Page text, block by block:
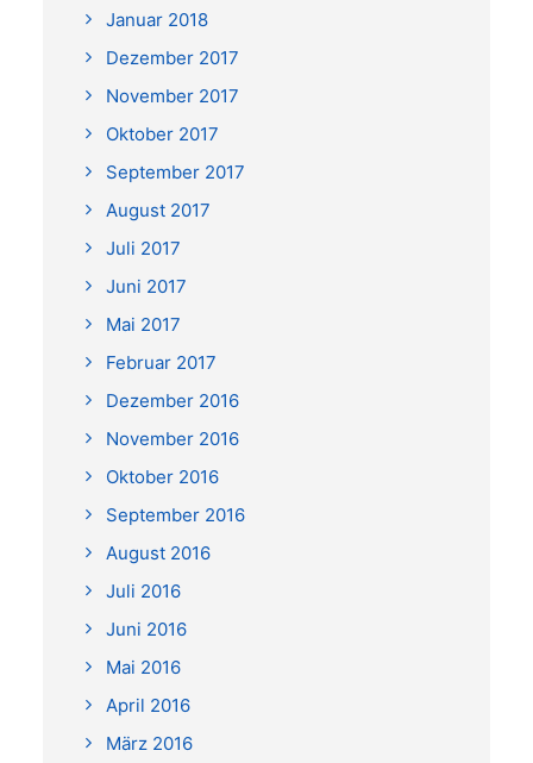
Januar 2018
Dezember 2017
November 2017
Oktober 2017
September 2017
August 2017
Juli 2017
Juni 2017
Mai 2017
Februar 2017
Dezember 2016
November 2016
Oktober 2016
September 2016
August 2016
Juli 2016
Juni 2016
Mai 2016
April 2016
März 2016